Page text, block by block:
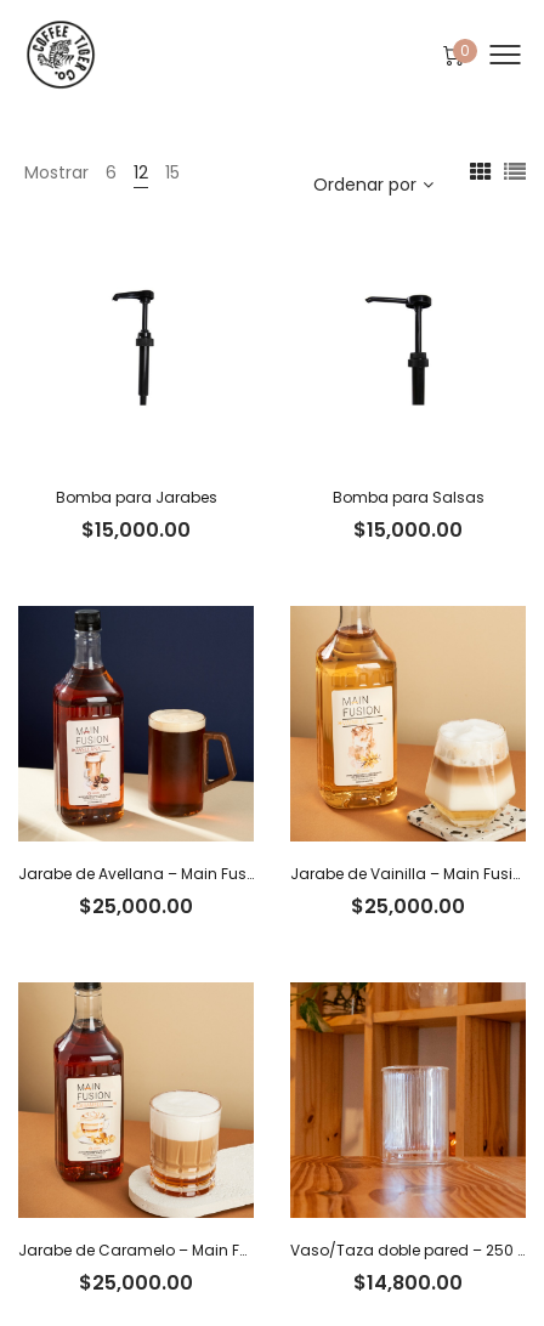
0
Mostrar 6 12 15 Ordenar por
Bomba para Jarabes
$15,000.00
Bomba para Salsas
$15,000.00
Jarabe de Avellana – Main Fusion
$25,000.00
Jarabe de Vainilla – Main Fusion
$25,000.00
Jarabe de Caramelo – Main Fusion
$25,000.00
Vaso/Taza doble pared – 250 ml
$14,800.00